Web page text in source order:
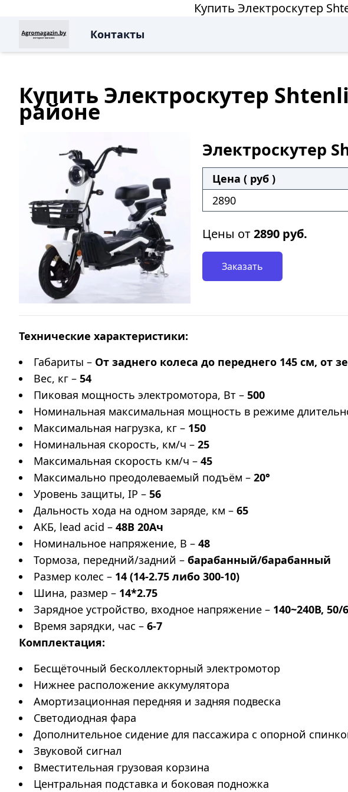
Купить Электроскутер
Контакты
Купить Электроскутер
районе
Электроскутер
Цена ( руб )
2890
Цены от2890 руб.
Заказать
Технические характеристики:
Габариты – От заднего колеса до переднего 145 см, от
Вес, кг – 54
Пиковая мощность электромотора, Вт – 500
Номинальная максимальная мощность в режиме
Максимальная нагрузка, кг – 150
Номинальная скорость, км/ч – 25
Максимальная скорость км/ч – 45
Максимально преодолеваемый подъём – 20°
Уровень защиты, IP – 56
Дальность хода на одном заряде, км – 65
АКБ, lead acid – 48В 20Ач
Номинальное напряжение, В – 48
Тормоза, передний/задний – барабанный/барабанный
Размер колес – 14 (14-2.75 либо 300-10)
Шина, размер – 14*2.75
Зарядное устройство, входное напряжение – 140~240В, 50/
Время зарядки, час – 6-7
Комплектация:
Бесщёточный бесколлекторный электромотор
Нижнее расположение аккумулятора
Амортизационная передняя и задняя подвеска
Светодиодная фара
Дополнительное сидение для пассажира с опорной
Звуковой сигнал
Вместительная грузовая корзина
Центральная подставка и боковая подножка